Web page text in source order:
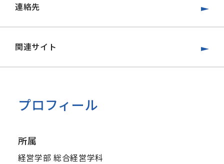
連絡先
関連サイト
プロフィール
所属
経営学部 総合経営学科